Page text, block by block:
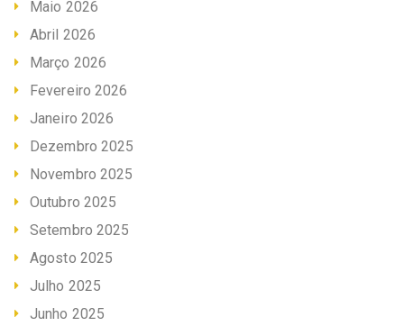
Maio 2026
Abril 2026
Março 2026
Fevereiro 2026
Janeiro 2026
Dezembro 2025
Novembro 2025
Outubro 2025
Setembro 2025
Agosto 2025
Julho 2025
Junho 2025